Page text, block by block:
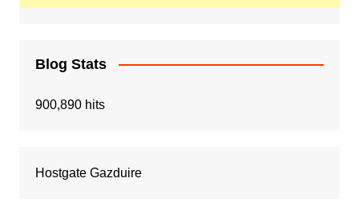
Blog Stats
900,890 hits
Hostgate Gazduire